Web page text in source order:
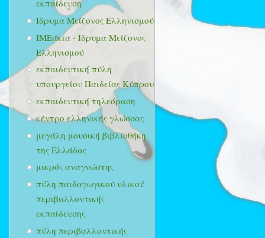
εκπαίδευση
Ίδρυμα Μείζονος Ελληνισμού
ΙΜΕάκια - Ίδρυμα Μείζονος
Ελληνισμού
εκπαιδευτική πύλη
υπουργείου Παιδείας Κύπρου
εκπαιδευτική τηλεόραση
κέντρο ελληνικής γλώσσας
μεγάλη μουσική βιβλιοθήκη
της Ελλάδας
μικρός αναγνώστης
πύλη παιδαγωγικού υλικού
περιβαλλοντικής
εκπαίδευσης
πύλη περιβαλλοντικής